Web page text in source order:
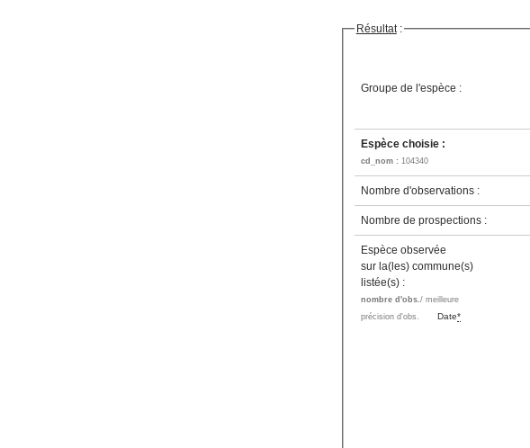
Résultat:
Groupe de l'espèce :
Espèce choisie :
cd_nom : 104340
Nombre d'observations :
Nombre de prospections :
Espèce observée
sur la(les) commune(s)
listée(s) :
nombre d'obs./ meilleure
précision d'obs.
Date*